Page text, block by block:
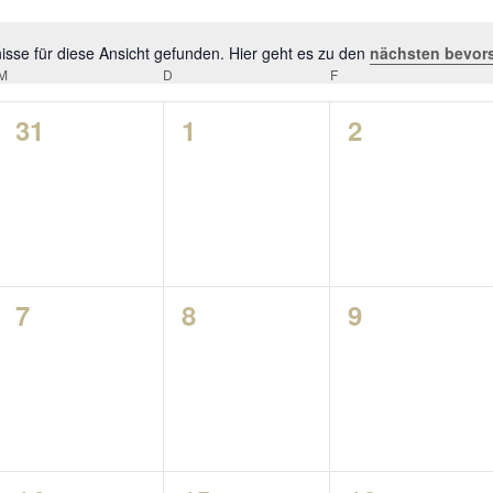
Hinweis
für diese Ansicht gefunden. Hier geht es zu den nächsten
D F
0
31
0
1
0
2
0
7
0
8
0
9